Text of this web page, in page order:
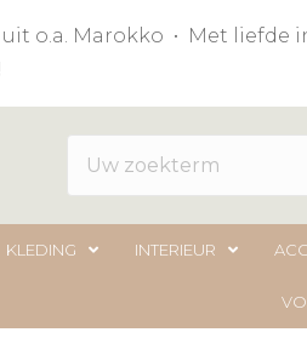
o.a. Marokko • Met
KLEDING INTERIEUR